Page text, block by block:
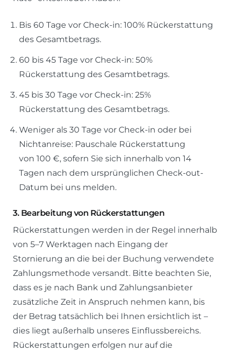
Bis 60 Tage vor Check-in: 100% Rückerstattung
des Gesamtbetrags.
60 bis 45 Tage vor Check-in: 50%
Rückerstattung des Gesamtbetrags.
45 bis 30 Tage vor Check-in: 25%
Rückerstattung des Gesamtbetrags.
Weniger als 30 Tage vor Check-in oder bei
Nichtanreise: Pauschale Rückerstattung
von 100 €, sofern Sie sich innerhalb von 14
Tagen nach dem ursprünglichen Check-out-
Datum bei uns melden.
3. Bearbeitung von Rückerstattungen
Rückerstattungen werden in der Regel innerhalb
von 5–7 Werktagen nach Eingang der
Stornierung an die bei der Buchung verwendete
Zahlungsmethode versandt. Bitte beachten Sie,
dass es je nach Bank und Zahlungsanbieter
zusätzliche Zeit in Anspruch nehmen kann, bis
der Betrag tatsächlich bei Ihnen ersichtlich ist –
dies liegt außerhalb unseres Einflussbereichs.
Rückerstattungen erfolgen nur auf die